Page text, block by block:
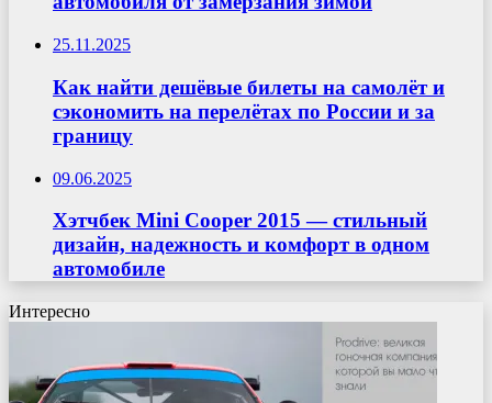
25.11.2025
Как найти дешёвые билеты на самолёт и
сэкономить на перелётах по России и за
границу
09.06.2025
Хэтчбек Mini Cooper 2015 — стильный
дизайн, надежность и комфорт в одном
автомобиле
Интересно